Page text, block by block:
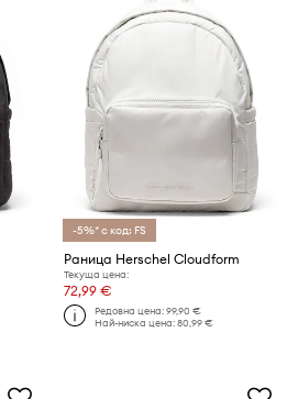
-5%* с код: FS
Раница Herschel Cloudform
Текуща цена:
72,99 €
Редовна цена:99,90 €
Най-ниска цена:80,99 €